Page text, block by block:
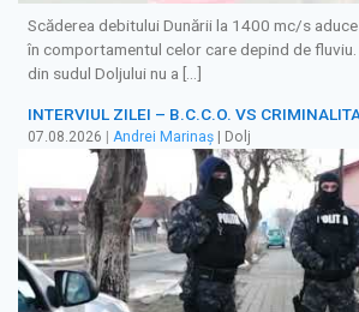
Scăderea debitului Dunării la 1400 mc/s
în comportamentul celor care depind de
din sudul Doljului nu a […]
INTERVIUL ZILEI – B.C.C.O. VS
07.08.2026 Andrei Marinaș | Dolj